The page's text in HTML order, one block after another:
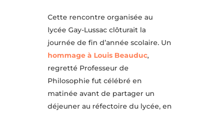
Cette rencontre organisée au
lycée Gay-Lussac clôturait la
journée de fin d’année scolaire. Un
hommage à Louis Beauduc,
regretté Professeur de
Philosophie fut célébré en
matinée avant de partager un
déjeuner au réfectoire du lycée, en